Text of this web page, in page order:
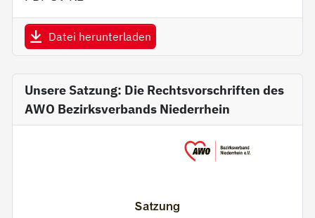
Datei herunterladen
Unsere Satzung: Die Rechtsvorschriften des
AWO Bezirksverbands Niederrhein